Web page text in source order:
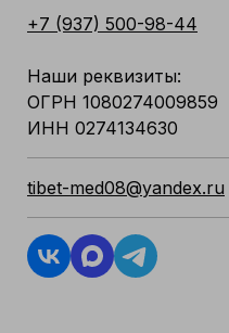
+7 (937) 500-98-44
Наши реквизиты:
ОГРН 1080274009859
ИНН 0274134630
tibet-med08@yandex.ru